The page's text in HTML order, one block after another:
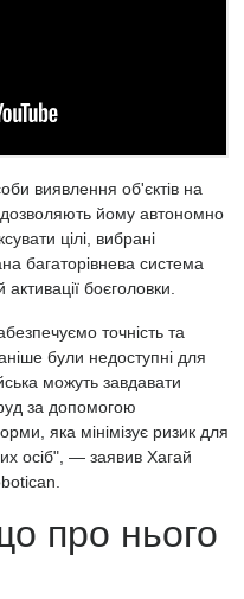
виявлення об'єктів на
дозволяють йому автономно
цілі, вибрані
багаторівнева система
боєголовки.
точність та
були недоступні для
можуть завдавати
за допомогою
яка мінімізує ризик для
осіб", — заявив Хагай
про нього